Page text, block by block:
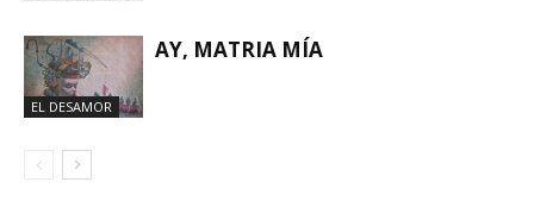
EL DESAMOR
AY, MATRIA MÍA